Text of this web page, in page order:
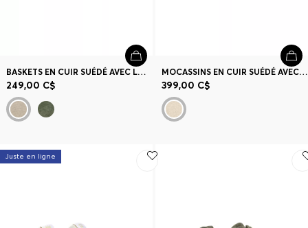
BASKETS EN CUIR SUÉDÉ AVEC LOGOS
249,00 C$
MOCASSINS EN CUIR SUÉDÉ AVEC SEMELLE EXTÉRIEURE EN CUIR
399,00 C$
Juste en ligne